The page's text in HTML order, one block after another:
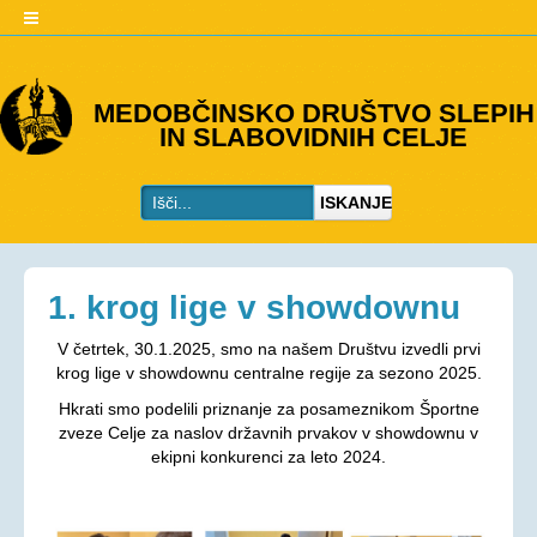
MEDOBČINSKO DRUŠTVO SLEPIH
IN SLABOVIDNIH CELJE
ISKANJE
O DRUŠTVU
Predstavitev
Organi društva
Programi društva
Ohranjevanje zdravja
Bivalna skupnost
AKTIVNOSTI
1. krog lige v showdownu
V četrtek, 30.1.2025, smo na našem Društvu izvedli prvi
krog lige v showdownu centralne regije za sezono 2025.
Hkrati smo podelili priznanje za posameznikom Športne
zveze Celje za naslov državnih prvakov v showdownu v
ekipni konkurenci za leto 2024.